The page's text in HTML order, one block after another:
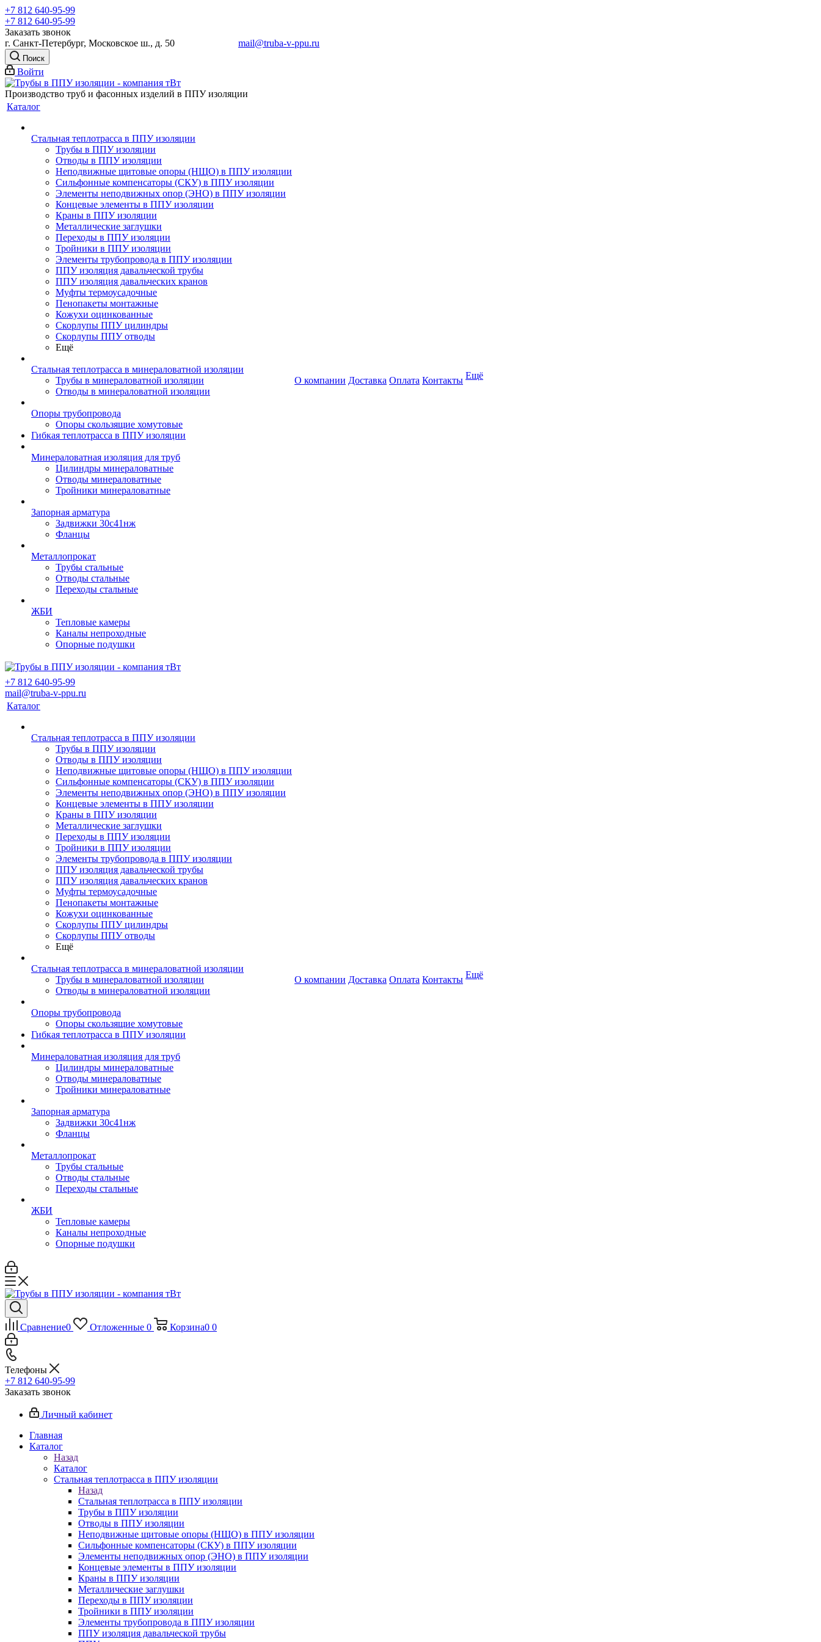
+7 812 640-95-99
+7 812 640-95-99
Заказать звонок
г. Санкт-Петербург, Московское ш., д. 50 mail@truba-v-ppu.ru
Поиск
Войти
Производство труб и фасонных изделий в ППУ изоляции
Каталог
Стальная теплотрасса в ППУ изоляции
Трубы в ППУ изоляции
Отводы в ППУ изоляции
Неподвижные щитовые опоры (НЩО) в ППУ изоляции
Cильфонные компенсаторы (СКУ) в ППУ изоляции
Элементы неподвижных опор (ЭНО) в ППУ изоляции
Концевые элементы в ППУ изоляции
Краны в ППУ изоляции
Металлические заглушки
Переходы в ППУ изоляции
Тройники в ППУ изоляции
Элементы трубопровода в ППУ изоляции
ППУ изоляция давальческой трубы
ППУ изоляция давальческих кранов
Муфты термоусадочные
Пенопакеты монтажные
Кожухи оцинкованные
Скорлупы ППУ цилиндры
Скорлупы ППУ отводы
Ещё
Стальная теплотрасса в минераловатной изоляции
Трубы в минераловатной изоляции
Отводы в минераловатной изоляции
Опоры трубопровода
Опоры скользящие хомутовые
Гибкая теплотрасса в ППУ изоляции
Минераловатная изоляция для труб
Цилиндры минераловатные
Отводы минераловатные
Тройники минераловатные
Запорная арматура
Задвижки 30с41нж
Фланцы
Металлопрокат
Трубы стальные
Отводы стальные
Переходы стальные
ЖБИ
Тепловые камеры
Каналы непроходные
Опорные подушки
О компании Доставка Оплата Контакты Ещё
+7 812 640-95-99
mail@truba-v-ppu.ru
Каталог
Стальная теплотрасса в ППУ изоляции
Трубы в ППУ изоляции
Отводы в ППУ изоляции
Неподвижные щитовые опоры (НЩО) в ППУ изоляции
Cильфонные компенсаторы (СКУ) в ППУ изоляции
Элементы неподвижных опор (ЭНО) в ППУ изоляции
Концевые элементы в ППУ изоляции
Краны в ППУ изоляции
Металлические заглушки
Переходы в ППУ изоляции
Тройники в ППУ изоляции
Элементы трубопровода в ППУ изоляции
ППУ изоляция давальческой трубы
ППУ изоляция давальческих кранов
Муфты термоусадочные
Пенопакеты монтажные
Кожухи оцинкованные
Скорлупы ППУ цилиндры
Скорлупы ППУ отводы
Ещё
Стальная теплотрасса в минераловатной изоляции
Трубы в минераловатной изоляции
Отводы в минераловатной изоляции
Опоры трубопровода
Опоры скользящие хомутовые
Гибкая теплотрасса в ППУ изоляции
Минераловатная изоляция для труб
Цилиндры минераловатные
Отводы минераловатные
Тройники минераловатные
Запорная арматура
Задвижки 30с41нж
Фланцы
Металлопрокат
Трубы стальные
Отводы стальные
Переходы стальные
ЖБИ
Тепловые камеры
Каналы непроходные
Опорные подушки
О компании Доставка Оплата Контакты Ещё
Сравнение0 Отложенные 0 Корзина0 0
Телефоны
+7 812 640-95-99
Заказать звонок
Личный кабинет
Главная
Каталог
Назад
Каталог
Стальная теплотрасса в ППУ изоляции
Назад
Стальная теплотрасса в ППУ изоляции
Трубы в ППУ изоляции
Отводы в ППУ изоляции
Неподвижные щитовые опоры (НЩО) в ППУ изоляции
Cильфонные компенсаторы (СКУ) в ППУ изоляции
Элементы неподвижных опор (ЭНО) в ППУ изоляции
Концевые элементы в ППУ изоляции
Краны в ППУ изоляции
Металлические заглушки
Переходы в ППУ изоляции
Тройники в ППУ изоляции
Элементы трубопровода в ППУ изоляции
ППУ изоляция давальческой трубы